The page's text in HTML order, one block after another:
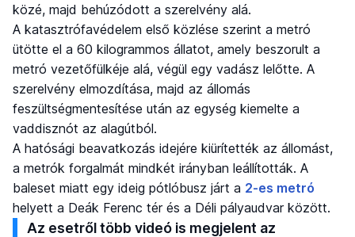
közé, majd behúzódott a szerelvény alá.
A katasztrófavédelem első közlése szerint a metró
ütötte el a 60 kilogrammos állatot, amely beszorult a
metró vezetőfülkéje alá, végül egy vadász lelőtte. A
szerelvény elmozdítása, majd az állomás
feszültségmentesítése után az egység kiemelte a
vaddisznót az alagútból.
A hatósági beavatkozás idejére kiürítették az állomást,
a metrók forgalmát mindkét irányban leállították. A
baleset miatt egy ideig pótlóbusz járt a 2-es metró
helyett a Deák Ferenc tér és a Déli pályaudvar között.
Az esetről több videó is megjelent az